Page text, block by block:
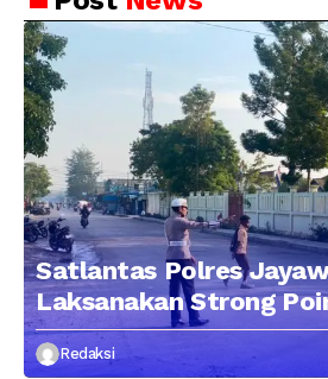
Satlantas Polres
Laksanakan Strong
Edukasi Pengendara
Pendekatan Humanis
Redaksi